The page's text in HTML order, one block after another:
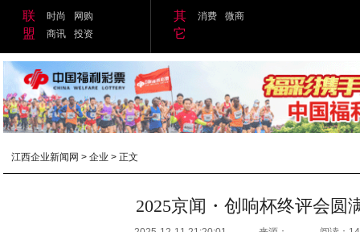
联
盟
时尚
网购
商讯
投资
其
它
消费 微商
江西企业新闻网 >企业 > 正文
2025京闻・创响杯终评会圆